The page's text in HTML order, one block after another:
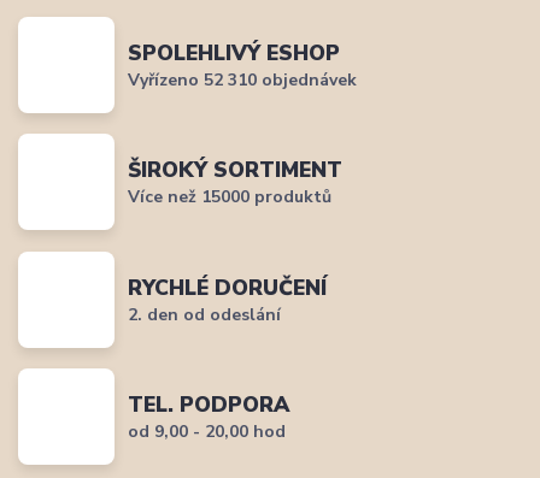
SPOLEHLIVÝ ESHOP
Vyřízeno 52 310 objednávek
ŠIROKÝ SORTIMENT
Více než 15000 produktů
RYCHLÉ DORUČENÍ
2. den od odeslání
TEL. PODPORA
od 9,00 - 20,00 hod